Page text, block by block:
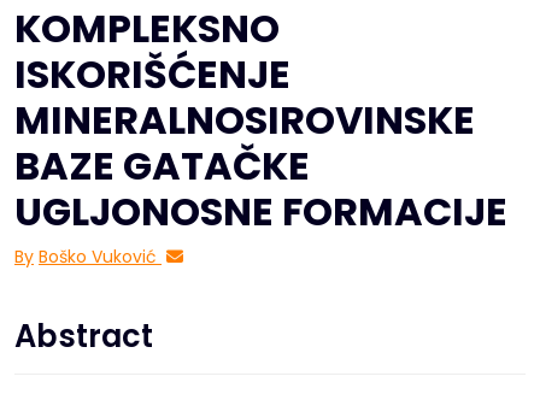
KOMPLEKSNO
ISKORIŠĆENJE
MINERALNOSIROVINSKE
BAZE GATAČKE
UGLJONOSNE FORMACIJE
By Boško Vuković
Abstract